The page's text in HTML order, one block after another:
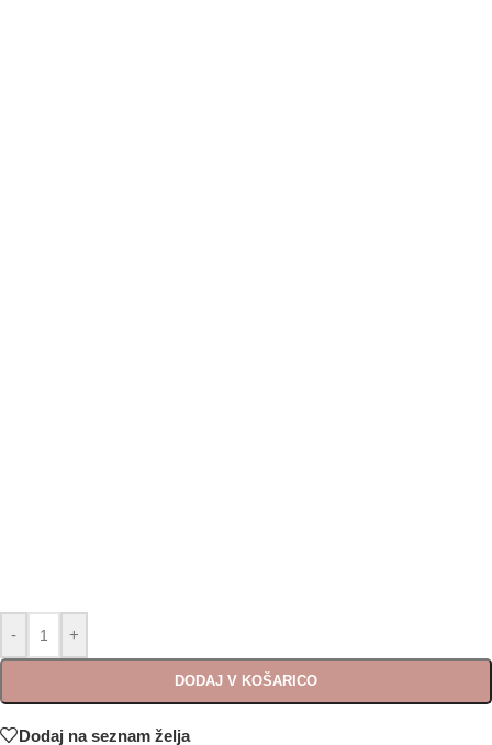
- +
DODAJ V KOŠARICO
Dodaj na seznam želja